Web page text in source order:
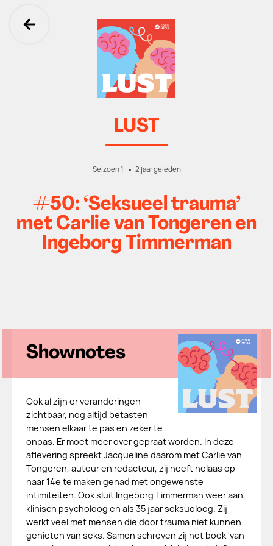
Ga terug
LUST
Seizoen 1 2 jaar geleden
#50: ‘Seksueel trauma’
met Carlie van Tongeren en
Ingeborg Timmerman
Shownotes
Ook al zijn er veranderingen
zichtbaar, nog altijd betasten
mensen elkaar te pas en zeker te
onpas. Er moet meer over gepraat worden. In deze
aflevering spreekt Jacqueline daarom met Carlie van
Tongeren, auteur en redacteur, zij heeft helaas op
haar 14e te maken gehad met ongewenste
intimiteiten. Ook sluit Ingeborg Timmerman weer aan,
klinisch psycholoog en als 35 jaar seksuoloog. Zij
werkt veel met mensen die door trauma niet kunnen
genieten van seks. Samen schreven zij het boek 'van